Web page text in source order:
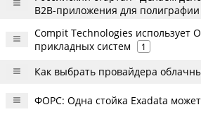
B2B-приложения для полиграфии
Compit Technologies использует
прикладных систем
1
Как выбрать провайдера
ФОРС: Одна стойка Exadata